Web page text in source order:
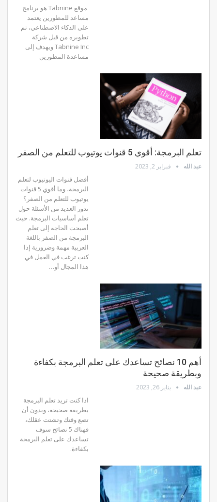
موقع Tabnine هو برنامج
مساعد للمطورين يعتمد
على الذكاء الاصطناعي، تم
تطويره من قبل شركة
Tabnine Inc ويهدف إلى
مساعدة المطورين
تعلم البرمجة: أقوي 5 قنوات يوتيوب للتعلم من الصفر
عبد الله فبراير 2, 2023
أفضل قنوات اليوتيوب لتعلم
البرمجة، وما أقوي 5 قنوات
يوتيوب للتعلم من الصفر؟
تدور العديد من الأسئلة حول
تعلم أساسيات البرمجة. حيث
أصبحت الحاجة إلى تعلم
البرمجة من الصفر باللغة
العربية مهمة وضرورية إذا
كنت ترغب في العمل في
هذا المجال أو…
أهم 10 نصائح تساعدك على تعلم البرمجة بكفاءة
وبطريقة صحيحة
عبد الله يناير 26, 2023
اذا كنت تريد تعلم البرمجة
بطريقة صحيحة، وبدون أن
تضع وقتك وتشتت عقلك،
فهناك 5 نصائح سوف
تساعدك على تعلم البرمجة
بكفاءة.